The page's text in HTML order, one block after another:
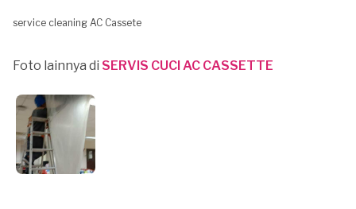
service cleaning AC Cassete
Foto lainnya di SERVIS CUCI AC CASSETTE